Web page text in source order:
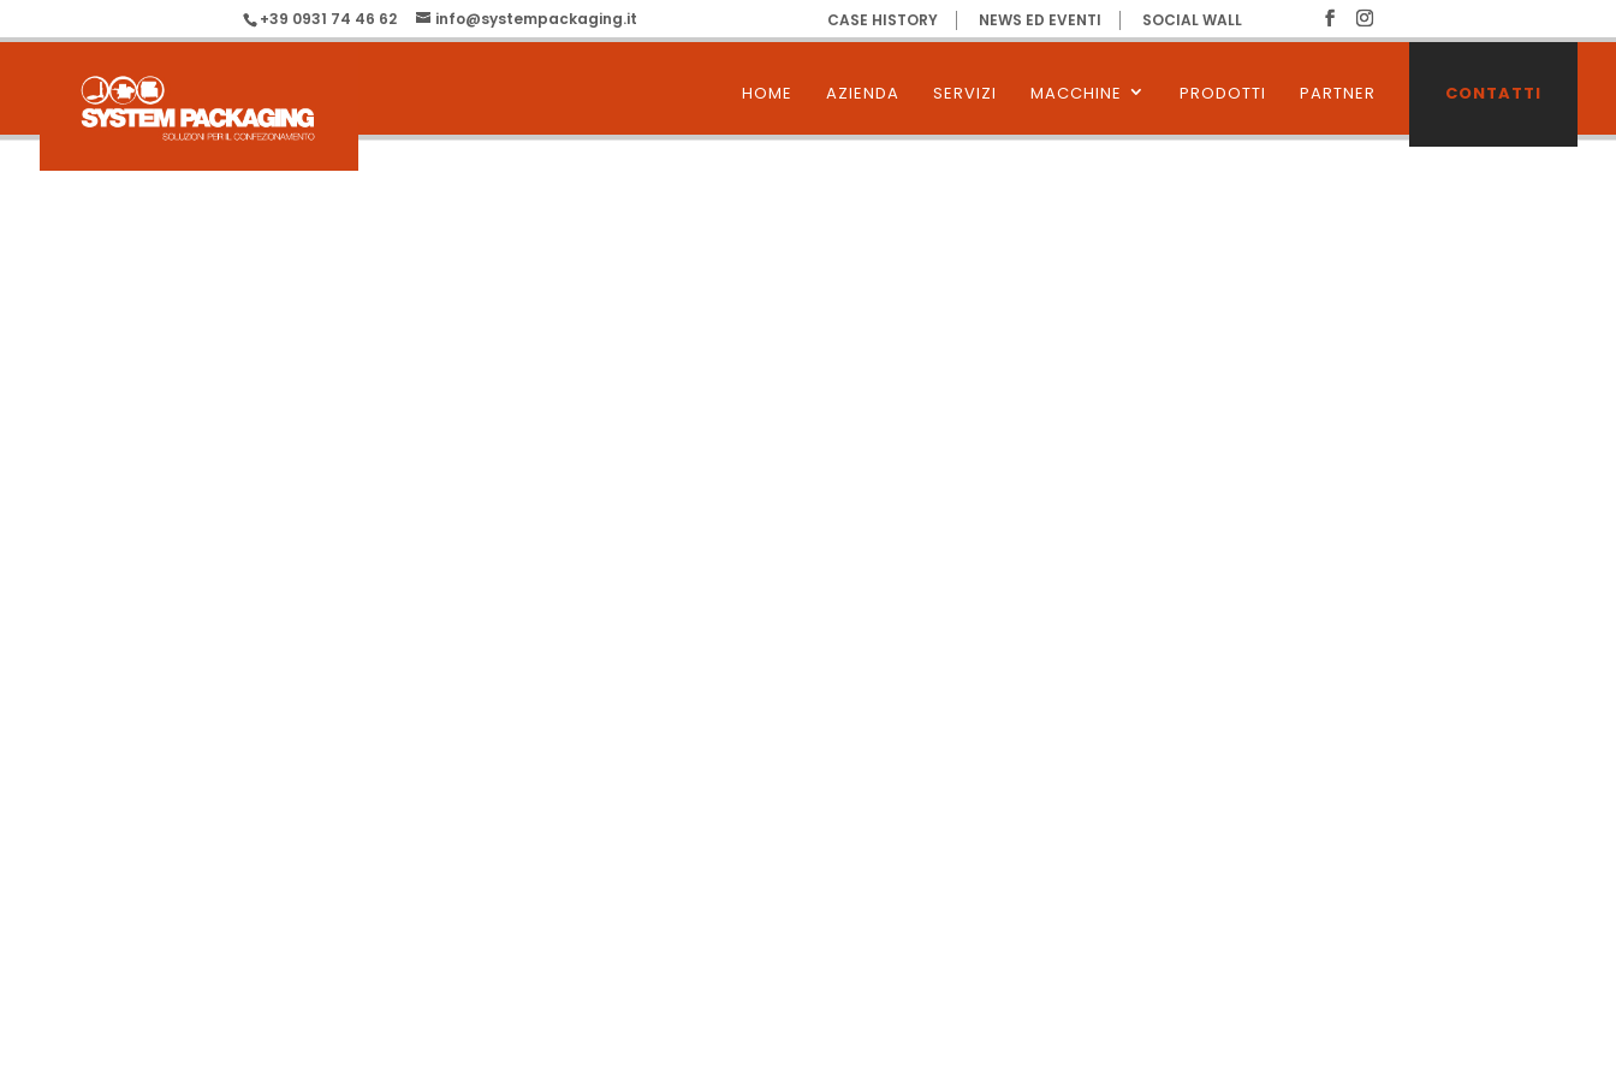
+39 0931 74 46 62 info@systempackaging.it CASE HISTORY NEWS ED EVENTI SOCIAL WALL
HOME AZIENDA SERVIZI MACCHINE PRODOTTI PARTNER CONTATTI